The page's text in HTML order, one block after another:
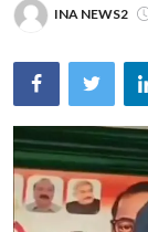
INA NEWS2